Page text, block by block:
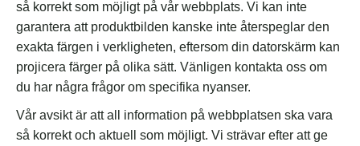
så korrekt som möjligt på vår webbplats. Vi kan inte
garantera att produktbilden kanske inte återspeglar den
exakta färgen i verkligheten, eftersom din datorskärm kan
projicera färger på olika sätt. Vänligen kontakta oss om
du har några frågor om specifika nyanser.
Vår avsikt är att all information på webbplatsen ska vara
så korrekt och aktuell som möjligt. Vi strävar efter att ge